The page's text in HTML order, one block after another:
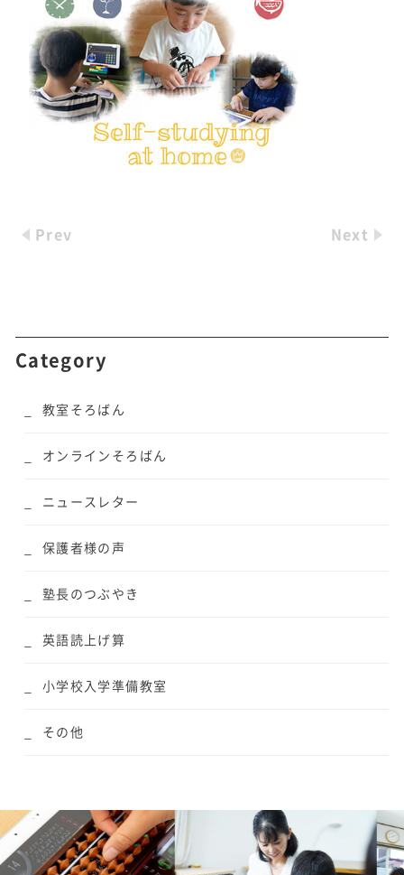
Prev Next
Category
教室そろばん
オンラインそろばん
ニュースレター
保護者様の声
塾長のつぶやき
英語読上げ算
小学校入学準備教室
その他